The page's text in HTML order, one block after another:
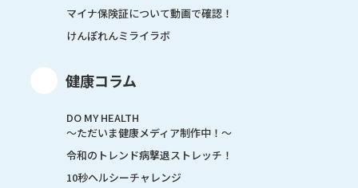
マイナ保険証について動画で確認！
けんぽれんミライラボ
健康コラム
DO MY HEALTH
～ただいま健康メディア制作中！～
令和のトレンド病撃退ストレッチ！
10秒ヘルシーチャレンジ